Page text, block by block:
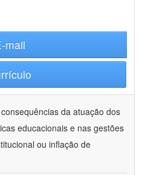
mail
da atuação dos
educacionais e nas gestões
ou inflação de